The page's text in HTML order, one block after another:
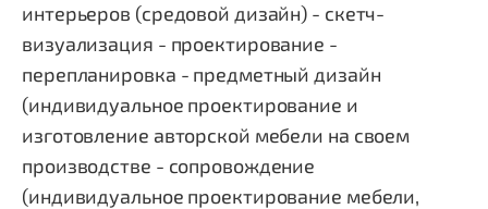
интерьеров (средовой дизайн) - скетч-
визуализация - проектирование -
перепланировка - предметный дизайн
(индивидуальное проектирование и
изготовление авторской мебели на своем
производстве - сопровождение
(индивидуальное проектирование мебели,